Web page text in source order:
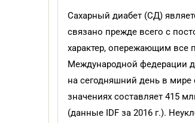
Сахарный диабет (СД)
связано прежде всего с
характер, опережающим все
Международной федерации
на сегодняшний день в мире
значениях составляет 415
(данные IDF за 2016 г.).